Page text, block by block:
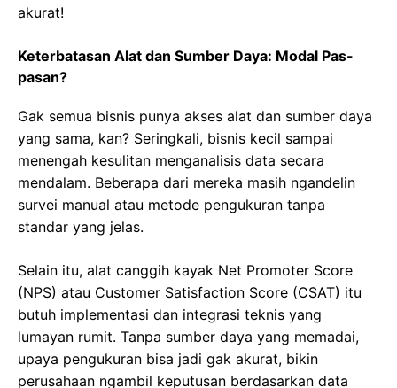
akurat!
Keterbatasan Alat dan Sumber Daya: Modal Pas-
pasan?
Gak semua bisnis punya akses alat dan sumber daya
yang sama, kan? Seringkali, bisnis kecil sampai
menengah kesulitan menganalisis data secara
mendalam. Beberapa dari mereka masih ngandelin
survei manual atau metode pengukuran tanpa
standar yang jelas.
Selain itu, alat canggih kayak Net Promoter Score
(NPS) atau Customer Satisfaction Score (CSAT) itu
butuh implementasi dan integrasi teknis yang
lumayan rumit. Tanpa sumber daya yang memadai,
upaya pengukuran bisa jadi gak akurat, bikin
perusahaan ngambil keputusan berdasarkan data